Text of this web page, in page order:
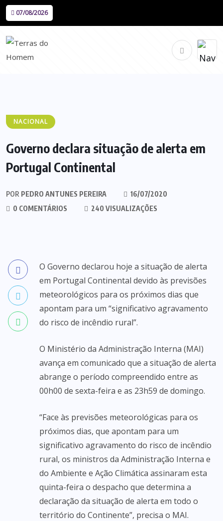
07/08/2026
NACIONAL
Governo declara situação de alerta em
Portugal Continental
POR PEDRO ANTUNES PEREIRA
16/07/2020
0 COMENTÁRIOS
240 VISUALIZAÇÕES
O Governo declarou hoje a situação de alerta
em Portugal Continental devido às previsões
meteorológicos para os próximos dias que
apontam para um “significativo agravamento
do risco de incêndio rural”.
O Ministério da Administração Interna (MAI)
avança em comunicado que a situação de alerta
abrange o período compreendido entre as
00h00 de sexta-feira e as 23h59 de domingo.
“Face às previsões meteorológicas para os
próximos dias, que apontam para um
significativo agravamento do risco de incêndio
rural, os ministros da Administração Interna e
do Ambiente e Ação Climática assinaram esta
quinta-feira o despacho que determina a
declaração da situação de alerta em todo o
território do Continente”, precisa o MAI.